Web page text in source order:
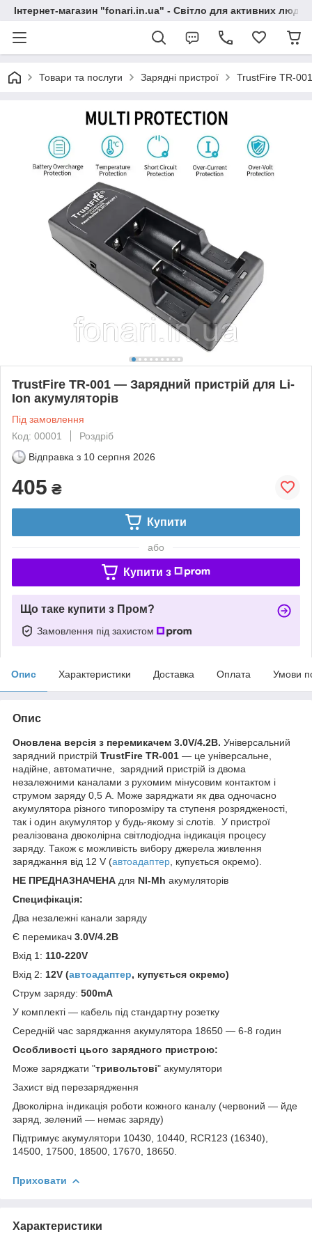
Інтернет-магазин "fonari.in.ua" - Світло для активних людей
Товари та послуги Зарядні пристрої TrustFire TR-
TrustFire TR-001 — Зарядний пристрій для Li-
Ion акумуляторів
Під замовлення
Код: 00001
Роздріб
Відправка з 10 серпня 2026
405 ₴
Купити
або
Купити з
Що таке купити з Пром?
Замовлення під захистом
Опис Характеристики Доставка Оплата Умови
Опис
Оновлена версія з перемикачем 3.0V/4.2В. Універсальний
зарядний пристрій TrustFire TR-001 — це універсальне,
надійне, автоматичне, зарядний пристрій із двома
незалежними каналами з рухомим мінусовим контактом і
струмом заряду 0,5 А. Може заряджати як два одночасно
акумулятора різного типорозміру та ступеня розрядженості,
так і один акумулятор у будь-якому зі слотів. У пристрої
реалізована двоколірна світлодіодна індикація процесу
заряду. Також є можливість вибору джерела живлення
заряджання від 12 V (автоадаптер , купується окремо).
НЕ ПРЕДНАЗНАЧЕНА для NI-Mh акумуляторів
Специфікація:
Два незалежні канали заряду
Є перемикач 3.0V/4.2В
Вхід 1: 110-220V
Вхід 2: 12V (автоадаптер, купується окремо)
Струм заряду: 500mA
У комплекті — кабель під стандартну розетку
Середній час заряджання акумулятора 18650 — 6-8 годин
Особливості цього зарядного пристрою:
Може заряджати "тривольтові" акумулятори
Захист від перезарядження
Двоколірна індикація роботи кожного каналу (червоний — йде
заряд, зелений — немає заряду)
Підтримує акумулятори 10430, 10440, RCR123 (16340),
14500, 17500, 18500, 17670, 18650.
Приховати
Характеристики